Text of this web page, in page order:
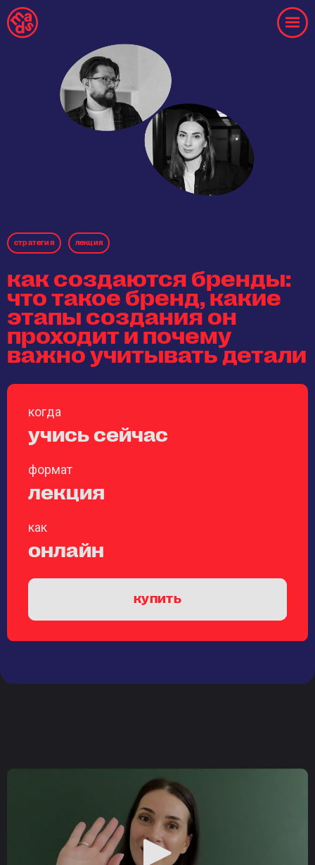
стрaтегия лекция
как создаются бренды:
что такое бренд, какие
этапы создания он
проходит и почему
важно учитывать детали
когда
учись сейчас
формат
лекция
как
онлайн
купить